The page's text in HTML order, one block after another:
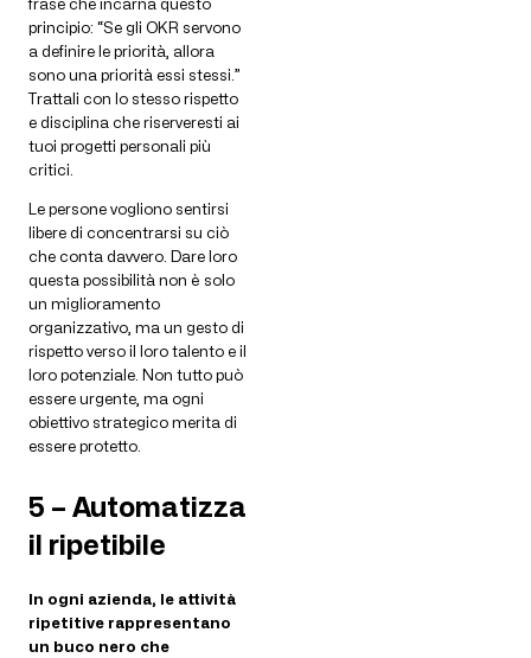
frase che incarna questo
principio: “Se gli OKR servono
a definire le priorità, allora
sono una priorità essi stessi.”
Trattali con lo stesso rispetto
e disciplina che riserveresti ai
tuoi progetti personali più
critici.
Le persone vogliono sentirsi
libere di concentrarsi su ciò
che conta davvero. Dare loro
questa possibilità non è solo
un miglioramento
organizzativo, ma un gesto di
rispetto verso il loro talento e il
loro potenziale. Non tutto può
essere urgente, ma ogni
obiettivo strategico merita di
essere protetto.
5 – Automatizza
il ripetibile
In ogni azienda, le attività
ripetitive rappresentano
un buco nero che